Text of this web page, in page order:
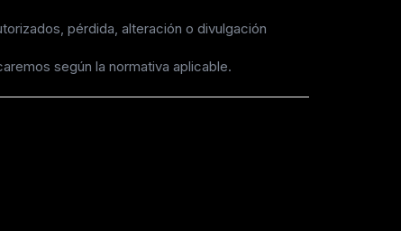
pérdida, alteración o divulgación
según la normativa aplicable.